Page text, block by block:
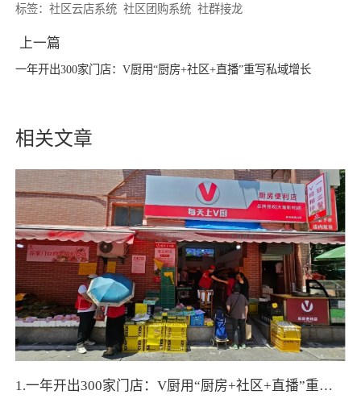
标签：社区云店系统社区团购系统社群接龙
上一篇
一年开出300家门店：V厨用“厨房+社区+直播”重写私域增长
相关文章
1.一年开出300家门店：V厨用“厨房+社区+直播”重写私域增长